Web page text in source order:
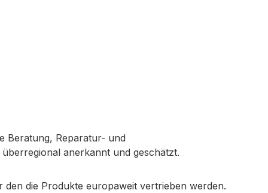
Beratung, Reparatur- und
anerkannt und geschätzt.
die Produkte europaweit vertrieben werden.